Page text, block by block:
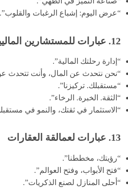
“عرض اليوم: إشباع الرغبات والقلوب”.
12. عبارات للمستشارين الماليين
“إدارة رحلتك المالية”.
“نحن نتحدث عن المال، وأنت تتحدث عن
“مستقبلك. تركيزنا”.
“الثقة. الخبرة. الرخاء”.
“الاستثمار في ثقتك، والنمو في
13. عبارات لعمالقة العقارات
“رؤيتك، مخططنا”.
“فتح الأبواب، وفتح العوالم”.
“أحلى المنازل لصنع الذكريات”.